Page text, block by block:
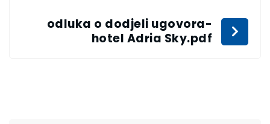
odluka o dodjeli ugovora-
hotel Adria Sky.pdf